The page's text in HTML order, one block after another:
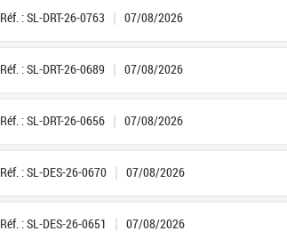
Réf. : SL-DRT-26-0763 07/08/2026
Réf. : SL-DRT-26-0689 07/08/2026
Réf. : SL-DRT-26-0656 07/08/2026
Réf. : SL-DES-26-0670 07/08/2026
Réf. : SL-DES-26-0651 07/08/2026